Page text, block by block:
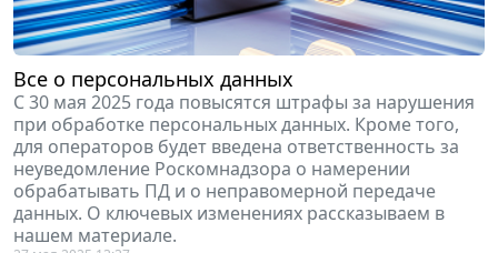
Все о персональных данных
С 30 мая 2025 года повысятся штрафы за нарушения
при обработке персональных данных. Кроме того,
для операторов будет введена ответственность за
неуведомление Роскомнадзора о намерении
обрабатывать ПД и о неправомерной передаче
данных. О ключевых изменениях рассказываем в
нашем материале.